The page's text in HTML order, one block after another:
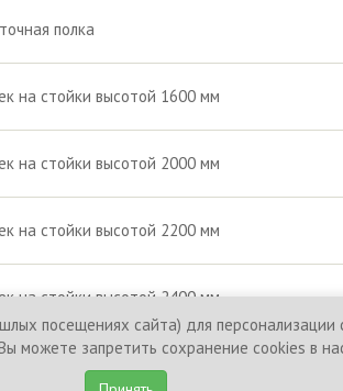
полка
на стойки высотой 1600 мм
на стойки высотой 2000 мм
на стойки высотой 2200 мм
на стойки высотой 2400 мм
Политика
посещениях сайта) для персонализации
можете запретить сохранение cookies в